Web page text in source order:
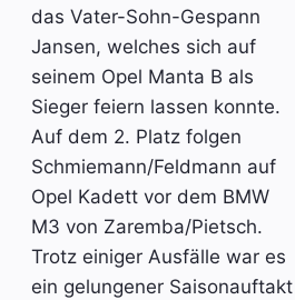
das Vater-Sohn-Gespann
Jansen, welches sich auf
seinem Opel Manta B als
Sieger feiern lassen konnte.
Auf dem 2. Platz folgen
Schmiemann/Feldmann auf
Opel Kadett vor dem BMW
M3 von Zaremba/Pietsch.
Trotz einiger Ausfälle war es
ein gelungener Saisonauftakt